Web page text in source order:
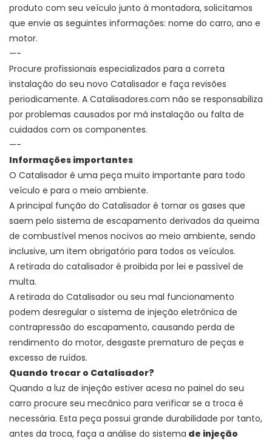
produto com seu veículo junto à montadora, solicitamos
que envie as seguintes informações: nome do carro, ano e
motor.
—-
Procure profissionais especializados para a correta
instalação do seu novo Catalisador e faça revisões
periodicamente. A Catalisadores.com não se responsabiliza
por problemas causados por má instalação ou falta de
cuidados com os componentes.
—-
Informações importantes
O Catalisador é uma peça muito importante para todo
veículo e para o meio ambiente.
A principal função do Catalisador é tornar os gases que
saem pelo sistema de escapamento derivados da queima
de combustível menos nocivos ao meio ambiente, sendo
inclusive, um item obrigatório para todos os veículos.
A retirada do catalisador é proibida por lei e passível de
multa.
A retirada do Catalisador ou seu mal funcionamento
podem desregular o sistema de injeção eletrônica de
contrapressão do escapamento, causando perda de
rendimento do motor, desgaste prematuro de peças e
excesso de ruídos.
Quando trocar o Catalisador?
Quando a luz de injeção estiver acesa no painel do seu
carro procure seu mecânico para verificar se a troca é
necessária. Esta peça possui grande durabilidade por tanto,
antes da troca, faça a análise do sistema de injeção